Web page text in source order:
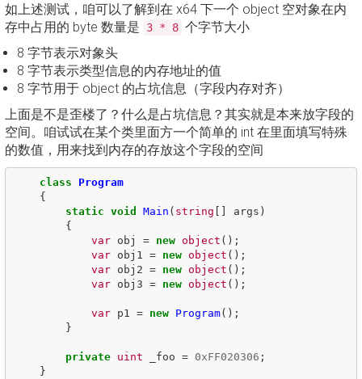
如上述测试，咱可以了解到在 x64 下一个 object 空对象在内
存中占用的 byte 数量是
3 * 8 个字节大小
8 字节表示对象头
8 字节表示类型信息的内存地址的值
8 字节用于 object 的占坑信息（字段内存对齐）
上面是不是歪楼了？什么是占坑信息？其实就是本来放字段的
空间。咱试试在某个类里面方一个简单的 int 在里面填写特殊
的数值，用来找到内存的存放这个字段的空间
class
Program
{
static void Main ( string args )
{
var
obj = new object ();
var
obj1 = new object ();
var
obj2 = new object ();
var
obj3 = new object ();
var p1 = new Program();
}
private uint _foo = 0xFF020306 ;
}